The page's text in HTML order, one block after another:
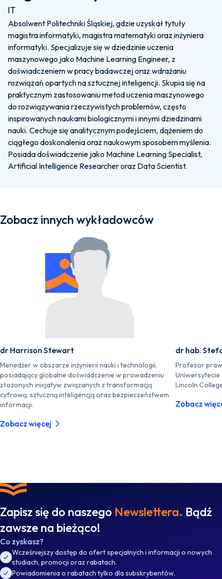
IT
Absolwent Politechniki Śląskiej, gdzie uzyskał tytuły
magistra informatyki, magistra matematyki oraz inżyniera
informatyki. Specjalizuje się w dziedzinie uczenia
maszynowego jako Machine Learning Engineer, z
doświadczeniem w pracy badawczej oraz wdrażaniu
rozwiązań opartych na sztucznej inteligencji. Skupia się na
praktycznym zastosowaniu metod uczenia maszynowego
do rozwiązywania rzeczywistych problemów, często
inspirowanych naukami biologicznymi i innymi dziedzinami
nauki. Cechuje się analitycznym podejściem, dążeniem do
ciągłego doskonalenia oraz naukowym sposobem myślenia.
Posiada doświadczenie jako Machine Learning Specialist,
Artificial Intelligence Researcher oraz Data Scientist.
Zobacz innych wykładowców
dr Harrison Stewart
Menedżer w obszarze inżynierii nauki i technologii,
posiadający globalne doświadczenie w prowadzeniu
złożonych inicjatyw związanych z transformacją
cyfrową, sztuczną inteligencją oraz bezpieczeństwem
informacji.
Zobacz więcej
dr hab.
Profesor
Lincoln
Zobacz
Zapisz się do naszego Newslettera. Bądź
zawsze na bieżąco!
Co zyskasz?
Wcześniejszy dostęp do ofert specjalnych i informacji o nowych
studiach, promocji oraz rabatach.
Powiadomienia o rabatach tylko dla subskrybentów.